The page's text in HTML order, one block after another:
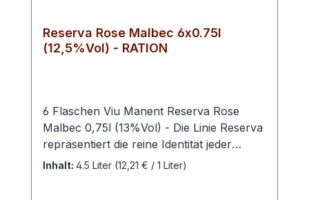
Reserva Rose Malbec 6x0.75l
(12,5%Vol) - RATION
6 Flaschen Viu Manent Reserva Rose
Malbec 0,75l (13%Vol) - Die Linie Reserva
repräsentiert die reine Identität jeder
Rebsorte. Diese Weine zeichnen sich
Inhalt: 4.5 Liter (12,21 € / 1 Liter)